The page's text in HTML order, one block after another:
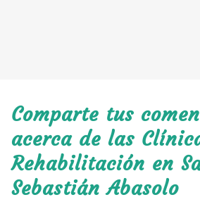
Comparte tus
acerca de las
Rehabilitación en
Sebastián Abasolo